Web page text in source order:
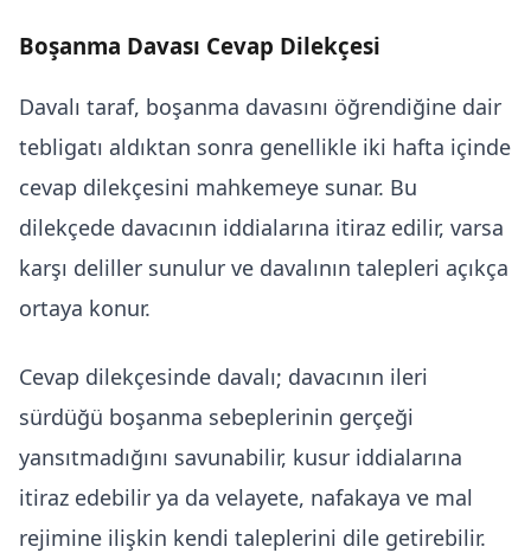
Boşanma Davası Cevap Dilekçesi
Davalı taraf, boşanma davasını öğrendiğine dair
tebligatı aldıktan sonra genellikle iki hafta içinde
cevap dilekçesini mahkemeye sunar. Bu
dilekçede davacının iddialarına itiraz edilir, varsa
karşı deliller sunulur ve davalının talepleri açıkça
ortaya konur.
Cevap dilekçesinde davalı; davacının ileri
sürdüğü boşanma sebeplerinin gerçeği
yansıtmadığını savunabilir, kusur iddialarına
itiraz edebilir ya da velayete, nafakaya ve mal
rejimine ilişkin kendi taleplerini dile getirebilir.